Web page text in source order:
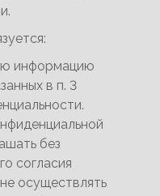
информацию
в п. 3
без
согласия
осуществлять